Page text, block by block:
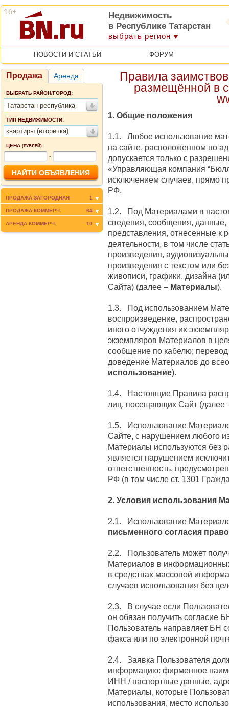
Недвижимость
в Республике Татарстан
выбрать регион
НОВОСТИ И СТАТЬИ ФОРУМ
Продажа Аренда
ВЫБРАТЬ РАЙОН/ГОРОД:
Татарстан республика
ТИП НЕДВИЖИМОСТИ:
квартиры (вторичка)
ЦЕНА (РУБЛЕЙ):
-
ПРОДАЖА ЗАГОРОДНАЯ 1
ПРОДАЖА КОММЕРЧ. 64
АРЕНДА КОММЕРЧ. 10
Правила
размещённой в
1. Общие положения
1.1. Любое использование
на сайте, расположенном по
допускается только c
«Управляющая компания
исключением случаев, прямо
РФ.
1.2. Под Материалами в
сведения, сообщения,
представления, отнесенные к
деятельности, в том числе
произведения,
произведения с текстом или
живописи, графики, дизайна
Сайта) (далее – Материалы).
1.3. Под использованием
воспроизведение,
иного отчуждения их
экземпляров Материалов в
сообщение по кабелю;
доведение Материалов до
использование).
1.4. Настоящие Правила
лиц, посещающих Сайт (далее
1.5. Использование
Сайте, с нарушением любого
Материалы используются без
является нарушением
ответственность,
РФ (в том числе ст. 1301
2. Условия использования
2.1. Использование
письменного согласия
2.2. Пользователь может
Материалов в
в средствах массовой
случаев использования без
2.3. В случае если
он обязан получить согласие
Пользователь направляет БН
факса или по электронной
2.4. Заявка Пользователя
информацию: фирменное
ИНН / паспортные данные,
Материалы, которые
использования, место